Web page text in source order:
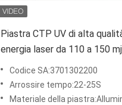
Piastra CTP UV di alta
energia laser da 110 a 150
rivestimento blu per la
precisione
Codice SA:3701302200
Arrossire tempo:22-25S
Materiale della piastra:Alluminio di